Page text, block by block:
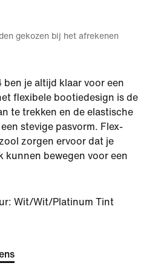
gekozen bij het afrekenen
ben je altijd klaar voor een
flexibele bootiedesign is de
te trekken en de elastische
stevige pasvorm. Flex-
zorgen ervoor dat je
kunnen bewegen voor een
Wit/Wit/Platinum Tint